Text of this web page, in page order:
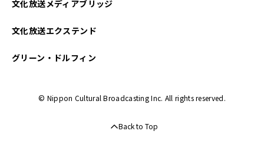
文化放送メディアブリッジ
文化放送エクステンド
グリーン・ドルフィン
© Nippon Cultural Broadcasting Inc. All rights reserved.
Back to Top